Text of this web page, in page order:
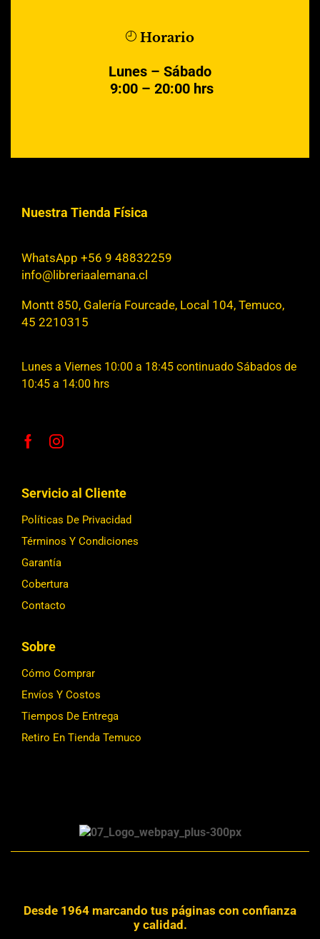
Horario
Lunes – Sábado
9:00 – 20:00 hrs
Nuestra Tienda Física
WhatsApp +56 9 48832259
info@libreriaalemana.cl
Montt 850, Galería Fourcade, Local 104, Temuco,
45 2210315
Lunes a Viernes 10:00 a 18:45 continuado Sábados de
10:45 a 14:00 hrs
Servicio al Cliente
Políticas De Privacidad
Términos Y Condiciones
Garantía
Cobertura
Contacto
Sobre
Cómo Comprar
Envíos Y Costos
Tiempos De Entrega
Retiro En Tienda Temuco
Desde 1964 marcando tus páginas con confianza
y calidad.